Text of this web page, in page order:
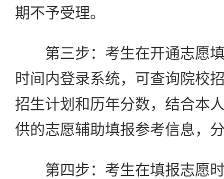
期不予受理。
第三步：考生在开通志愿填
时间内登录系统，可查询院校
招生计划和历年分数，结合本
供的志愿辅助填报参考信息，
第四步：考生在填报志愿时